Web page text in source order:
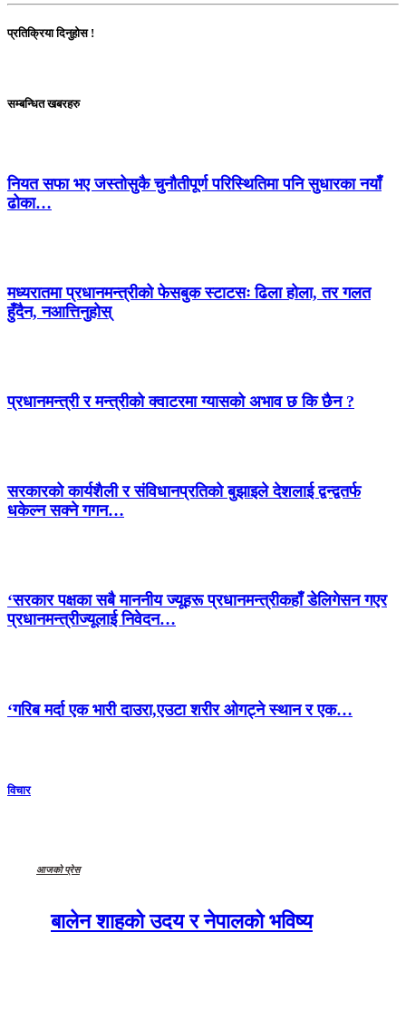
प्रतिक्रिया दिनुहोस !
सम्बन्धित खबरहरु
नियत सफा भए जस्तोसुकै चुनौतीपूर्ण परिस्थितिमा पनि सुधारका नयाँ
ढोका…
मध्यरातमा प्रधानमन्त्रीको फेसबुक स्टाटसः ढिला होला, तर गलत
हुँदैन, नआत्तिनुहोस्
प्रधानमन्त्री र मन्त्रीको क्वाटरमा ग्यासको अभाव छ कि छैन ?
सरकारको कार्यशैली र संविधानप्रतिको बुझाइले देशलाई द्वन्द्वतर्फ
धकेल्न सक्ने गगन…
‘सरकार पक्षका सबै माननीय ज्यूहरू प्रधानमन्त्रीकहाँ डेलिगेसन गएर
प्रधानमन्त्रीज्यूलाई निवेदन…
‘गरिब मर्दा एक भारी दाउरा,एउटा शरीर ओगट्ने स्थान र एक…
विचार
आजको प्रेस
बालेन शाहको उदय र नेपालको भविष्य